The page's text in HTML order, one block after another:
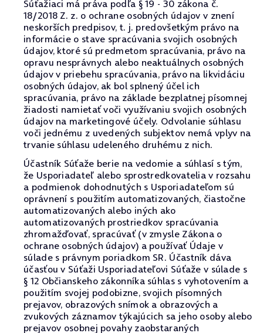
Súťažiaci má práva podľa § 19 - 30 zákona č.
18/2018 Z. z. o ochrane osobných údajov v znení
neskorších predpisov, t. j. predovšetkým právo na
informácie o stave spracúvania svojich osobných
údajov, ktoré sú predmetom spracúvania, právo na
opravu nesprávnych alebo neaktuálnych osobných
údajov v priebehu spracúvania, právo na likvidáciu
osobných údajov, ak bol splnený účel ich
spracúvania, právo na základe bezplatnej písomnej
žiadosti namietať voči využívaniu svojich osobných
údajov na marketingové účely. Odvolanie súhlasu
voči jednému z uvedených subjektov nemá vplyv na
trvanie súhlasu udeleného druhému z nich.
Účastník Súťaže berie na vedomie a súhlasí s tým,
že Usporiadateľ alebo sprostredkovatelia v rozsahu
a podmienok dohodnutých s Usporiadateľom sú
oprávnení s použitím automatizovaných, čiastočne
automatizovaných alebo iných ako
automatizovaných prostriedkov spracúvania
zhromažďovať, spracúvať (v zmysle Zákona o
ochrane osobných údajov) a používať Údaje v
súlade s právnym poriadkom SR. Účastník dáva
účasťou v Súťaži Usporiadateľovi Súťaže v súlade s
§ 12 Občianskeho zákonníka súhlas s vyhotovením a
použitím svojej podobizne, svojich písomných
prejavov, obrazových snímok a obrazových a
zvukových záznamov týkajúcich sa jeho osoby alebo
prejavov osobnej povahy zaobstaraných